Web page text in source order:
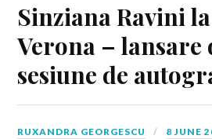
Sinziana Ravini
Verona – lansare
sesiune de
RUXANDRA GEORGESCU 8 JUNE